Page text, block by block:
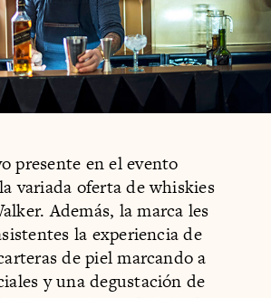
presente en el evento
variada oferta de whiskies
Además, la marca les
la experiencia de
de piel marcando a
y una degustación de